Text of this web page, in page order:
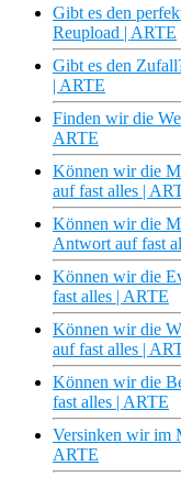
Gibt es den
Reupload | ARTE
Gibt es den
| ARTE
Finden wir die
ARTE
Können wir die
auf fast alles |
Können wir die
Antwort auf fast
Können wir die
fast alles | ARTE
Können wir die
auf fast alles |
Können wir die
fast alles | ARTE
Versinken wir im
ARTE